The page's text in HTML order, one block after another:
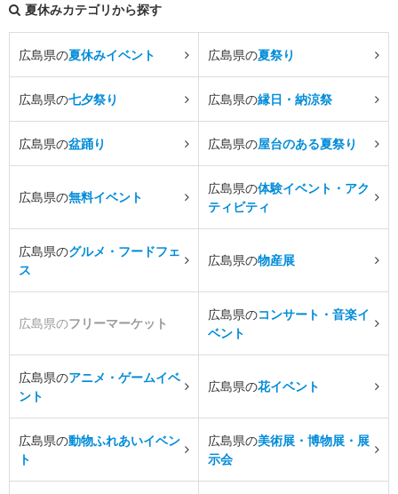
夏休みカテゴリから探す
広島県の夏休みイベント 広島県の夏祭り
広島県の七夕祭り 広島県の縁日・納涼祭
広島県の盆踊り 広島県の屋台のある夏祭り
広島県の無料イベント
広島県の体験イベント・アク
ティビティ
広島県のグルメ・フードフェ
ス
広島県の物産展
広島県のフリーマーケット
広島県のコンサート・音楽イ
ベント
広島県のアニメ・ゲームイベ
ント
広島県の花イベント
広島県の動物ふれあいイベン
ト
広島県の美術展・博物展・展
示会